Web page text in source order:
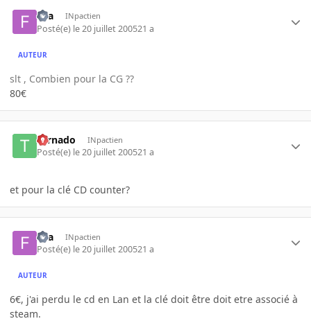
fira INpactien
Posté(e) le 20 juillet 200521 a
AUTEUR
slt , Combien pour la CG ??
80€
tornado INpactien
Posté(e) le 20 juillet 200521 a
et pour la clé CD counter?
fira INpactien
Posté(e) le 20 juillet 200521 a
AUTEUR
6€, j'ai perdu le cd en Lan et la clé doit être doit etre associé à
steam.